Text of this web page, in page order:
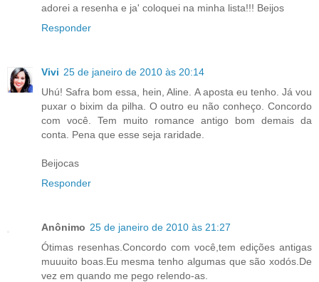
adorei a resenha e ja' coloquei na minha lista!!! Beijos
Responder
Vivi 25 de janeiro de 2010 às 20:14
Uhú! Safra bom essa, hein, Aline. A aposta eu tenho. Já vou
puxar o bixim da pilha. O outro eu não conheço. Concordo
com você. Tem muito romance antigo bom demais da
conta. Pena que esse seja raridade.
Beijocas
Responder
Anônimo 25 de janeiro de 2010 às 21:27
Ótimas resenhas.Concordo com você,tem edições antigas
muuuito boas.Eu mesma tenho algumas que são xodós.De
vez em quando me pego relendo-as.